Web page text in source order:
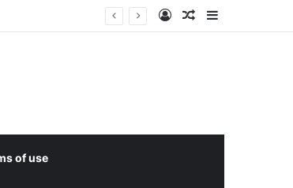
Log InRandom Article
Sidebar
of use